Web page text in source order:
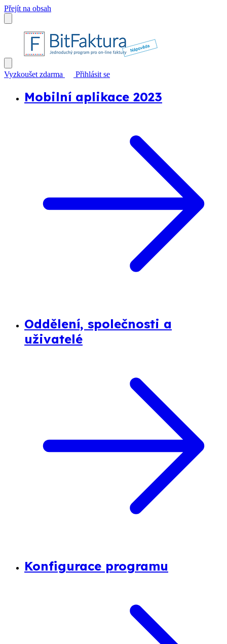
Přejít na obsah
Vyzkoušet zdarma Přihlásit se
Mobilní aplikace 2023
Oddělení, společnosti a
uživatelé
Konfigurace programu